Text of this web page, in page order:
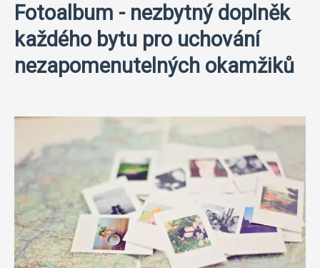
Fotoalbum - nezbytný doplněk
každého bytu pro uchování
nezapomenutelných okamžiků